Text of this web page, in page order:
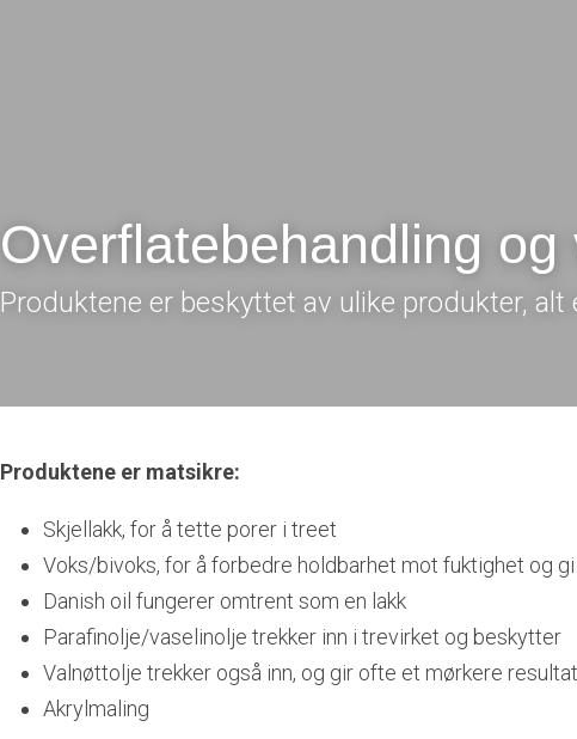
Overflatebehandling og
Produktene er beskyttet av ulike produkter,
Produktene er matsikre:
Skjellakk, for å tette porer i treet
Voks/bivoks, for å forbedre holdbarhet mot fuktighet og gi
Danish oil fungerer omtrent som en lakk
Parafinolje/vaselinolje trekker inn i trevirket og beskytter
Valnøttolje trekker også inn, og gir ofte et mørkere resultat
Akrylmaling